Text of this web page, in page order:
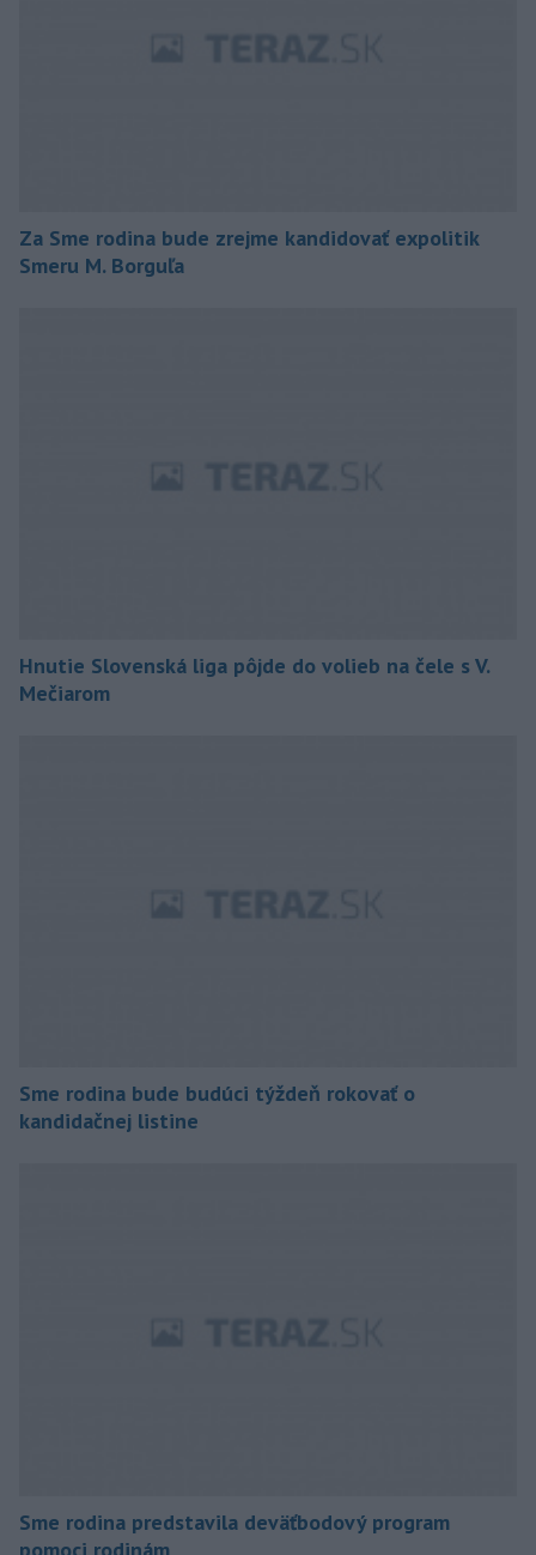
Za Sme rodina bude zrejme kandidovať expolitik
Smeru M. Borguľa
Hnutie Slovenská liga pôjde do volieb na čele s V.
Mečiarom
Sme rodina bude budúci týždeň rokovať o
kandidačnej listine
Sme rodina predstavila deväťbodový program
pomoci rodinám